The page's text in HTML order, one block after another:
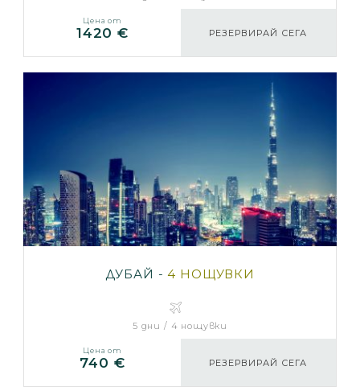
Цена от
1420 € РЕЗЕРВИРАЙ СЕГА
ДУБАЙ -4 НОЩУВКИ
5 дни / 4 нощувки
Цена от
740 € РЕЗЕРВИРАЙ СЕГА